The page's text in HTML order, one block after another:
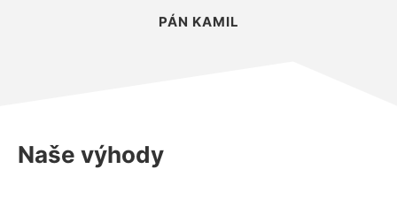
PÁN KAMIL
Naše výhody